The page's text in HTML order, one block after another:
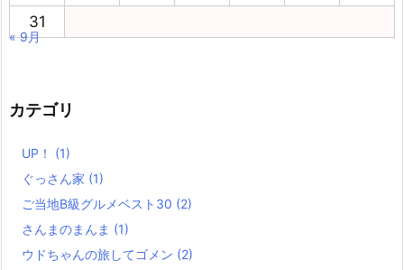
31
« 9月
カテゴリ
UP！ (1)
ぐっさん家 (1)
ご当地B級グルメベスト30 (2)
さんまのまんま (1)
ウドちゃんの旅してゴメン (2)